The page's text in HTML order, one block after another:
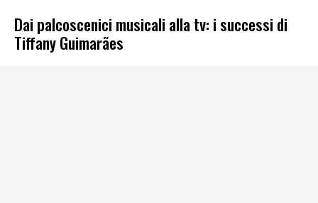
Dai palcoscenici musicali alla tv: i successi di
Tiffany Guimarães